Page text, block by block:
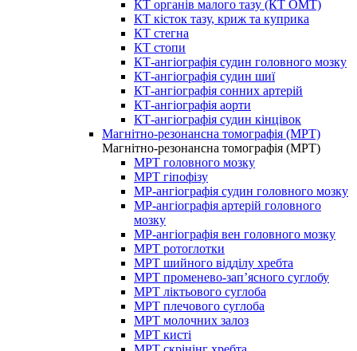
КТ органів малого тазу (КТ ОМТ)
КТ кісток тазу, криж та куприка
КТ стегна
КТ стопи
КТ-ангіографія судин головного мозку
КТ-ангіографія судин шиї
КТ-ангіографія сонних артерій
КТ-ангіографія аорти
КТ-ангіографія судин кінцівок
Магнітно-резонансна томографія (МРТ)
Магнітно-резонансна томографія (МРТ)
МРТ головного мозку
МРТ гіпофізу
МР-ангіографія судин головного мозку
МР-ангіографія артерій головного
мозку
МР-ангіографія вен головного мозку
МРТ ротоглотки
МРТ шийного відділу хребта
МРТ променево-зап’ясного суглобу
МРТ ліктьового суглоба
МРТ плечового суглоба
МРТ молочних залоз
МРТ кисті